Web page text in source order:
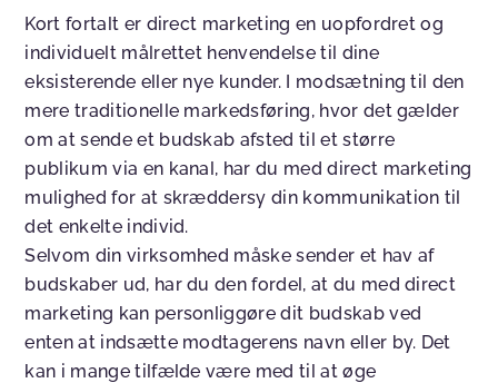
Kort fortalt er direct marketing en uopfordret og
individuelt målrettet henvendelse til dine
eksisterende eller nye kunder. I modsætning til den
mere traditionelle markedsføring, hvor det gælder
om at sende et budskab afsted til et større
publikum via en kanal, har du med direct marketing
mulighed for at skræddersy din kommunikation til
det enkelte individ.
Selvom din virksomhed måske sender et hav af
budskaber ud, har du den fordel, at du med direct
marketing kan personliggøre dit budskab ved
enten at indsætte modtagerens navn eller by. Det
kan i mange tilfælde være med til at øge